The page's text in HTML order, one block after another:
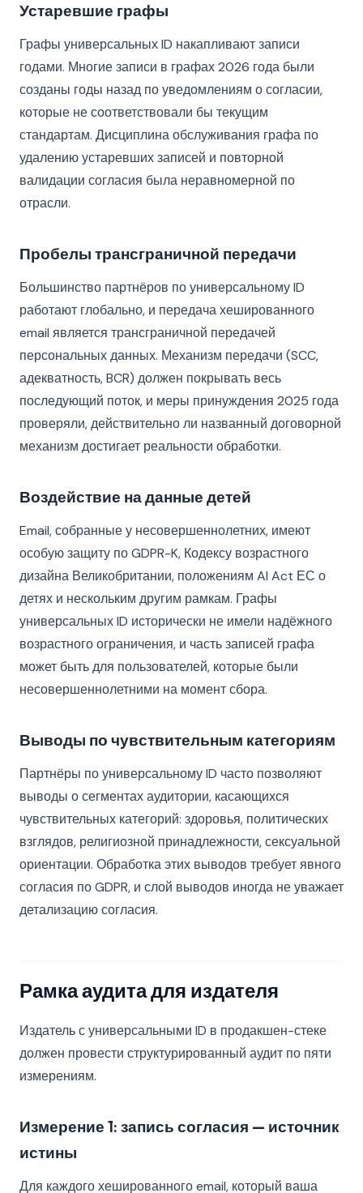
Устаревшие графы
Графы универсальных ID накапливают записи
годами. Многие записи в графах 2026 года были
созданы годы назад по уведомлениям о согласии,
которые не соответствовали бы текущим
стандартам. Дисциплина обслуживания графа по
удалению устаревших записей и повторной
валидации согласия была неравномерной по
отрасли.
Пробелы трансграничной передачи
Большинство партнёров по универсальному ID
работают глобально, и передача хешированного
email является трансграничной передачей
персональных данных. Механизм передачи (SCC,
адекватность, BCR) должен покрывать весь
последующий поток, и меры принуждения 2025 года
проверяли, действительно ли названный договорной
механизм достигает реальности обработки.
Воздействие на данные детей
Email, собранные у несовершеннолетних, имеют
особую защиту по GDPR-K, Кодексу возрастного
дизайна Великобритании, положениям AI Act ЕС о
детях и нескольким другим рамкам. Графы
универсальных ID исторически не имели надёжного
возрастного ограничения, и часть записей графа
может быть для пользователей, которые были
несовершеннолетними на момент сбора.
Выводы по чувствительным категориям
Партнёры по универсальному ID часто позволяют
выводы о сегментах аудитории, касающихся
чувствительных категорий: здоровья, политических
взглядов, религиозной принадлежности, сексуальной
ориентации. Обработка этих выводов требует явного
согласия по GDPR, и слой выводов иногда не уважает
детализацию согласия.
Рамка аудита для издателя
Издатель с универсальными ID в продакшен-стеке
должен провести структурированный аудит по пяти
измерениям.
Измерение 1: запись согласия — источник
истины
Для каждого хешированного email, который ваша